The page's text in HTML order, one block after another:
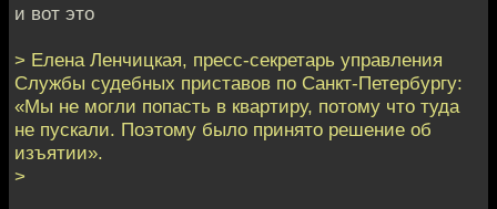
и вот это
> Елена Ленчицкая, пресс-секретарь управления
Службы судебных приставов по Санкт-Петербургу:
«Мы не могли попасть в квартиру, потому что туда
не пускали. Поэтому было принято решение об
изъятии».
>